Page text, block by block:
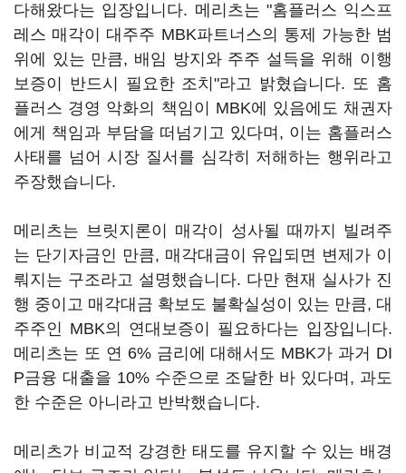
다해왔다는 입장입니다. 메리츠는 "홈플러스 익스프
레스 매각이 대주주 MBK파트너스의 통제 가능한 범
위에 있는 만큼, 배임 방지와 주주 설득을 위해 이행
보증이 반드시 필요한 조치"라고 밝혔습니다. 또 홈
플러스 경영 악화의 책임이 MBK에 있음에도 채권자
에게 책임과 부담을 떠넘기고 있다며, 이는 홈플러스
사태를 넘어 시장 질서를 심각히 저해하는 행위라고
주장했습니다.
메리츠는 브릿지론이 매각이 성사될 때까지 빌려주
는 단기자금인 만큼, 매각대금이 유입되면 변제가 이
뤄지는 구조라고 설명했습니다. 다만 현재 실사가 진
행 중이고 매각대금 확보도 불확실성이 있는 만큼, 대
주주인 MBK의 연대보증이 필요하다는 입장입니다.
메리츠는 또 연 6% 금리에 대해서도 MBK가 과거 DI
P금융 대출을 10% 수준으로 조달한 바 있다며, 과도
한 수준은 아니라고 반박했습니다.
메리츠가 비교적 강경한 태도를 유지할 수 있는 배경